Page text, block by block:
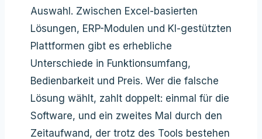
Auswahl. Zwischen Excel-basierten
Lösungen, ERP-Modulen und KI-gestützten
Plattformen gibt es erhebliche
Unterschiede in Funktionsumfang,
Bedienbarkeit und Preis. Wer die falsche
Lösung wählt, zahlt doppelt: einmal für die
Software, und ein zweites Mal durch den
Zeitaufwand, der trotz des Tools bestehen